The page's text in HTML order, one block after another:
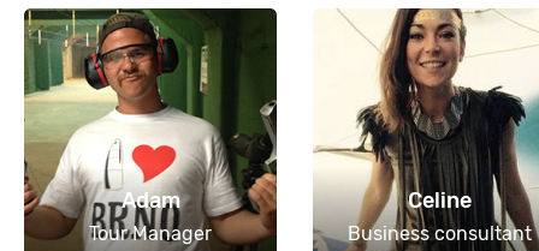
Adam
Tour Manager
Celine
Business consultant